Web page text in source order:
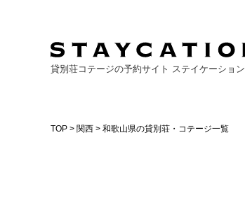
貸別荘コテージの予約サイト ステイケーション
TOP > 関西 > 和歌山県の貸別荘・コテージ一覧